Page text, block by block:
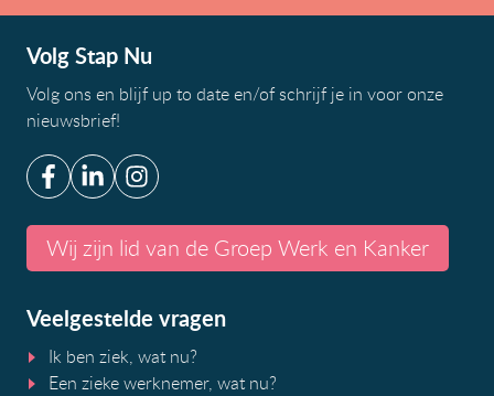
Volg Stap Nu
Volg ons en blijf up to date en/ofschrijf je in voor onze
nieuwsbrief!
Wij zijn lid van de Groep Werk en Kanker
Veelgestelde vragen
Ik ben ziek, wat nu?
Een zieke werknemer, wat nu?